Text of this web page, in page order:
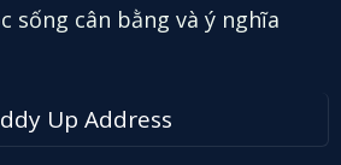
sống cân bằng và ý nghĩa
Up Address